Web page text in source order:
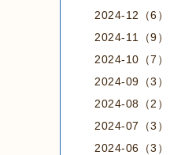
2024-12（6）
2024-11（9）
2024-10（7）
2024-09（3）
2024-08（2）
2024-07（3）
2024-06（3）